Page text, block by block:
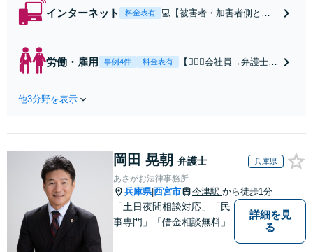
インターネット 料金表有
💻【被害者・加害者側とも
名誉毀損・発信者情報開示
などネットトラブル対応し
労働・雇用 事例4件 料金表有
【👷🏻‍♂️会社員→弁護士
神的に大変な思いをし
払い賃金、解雇、労働
条件など解決多数あり
【初回相談30分無料】
【東梅田駅徒歩10分】
他3分野を表示
岡田 晃朝 弁護士 兵庫県
あさがお法律事務所
兵庫県|西宮市 今津駅 から徒歩1分
「土日夜間相談対応」「民
事専門」「借金相談無料」
詳細を見
る